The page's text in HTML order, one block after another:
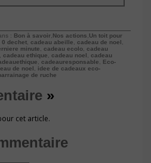
: Bon à savoir Nos actions Un toit pour
0 dechet cadeau abeille cadeau de noel
minute cadeau ecolo cadeau
cadeau ethique cadeau noel
cadeau
cadeauresponsable
Eco-
de noel
idee de cadeaux eco-
de ruche
»
cet article.